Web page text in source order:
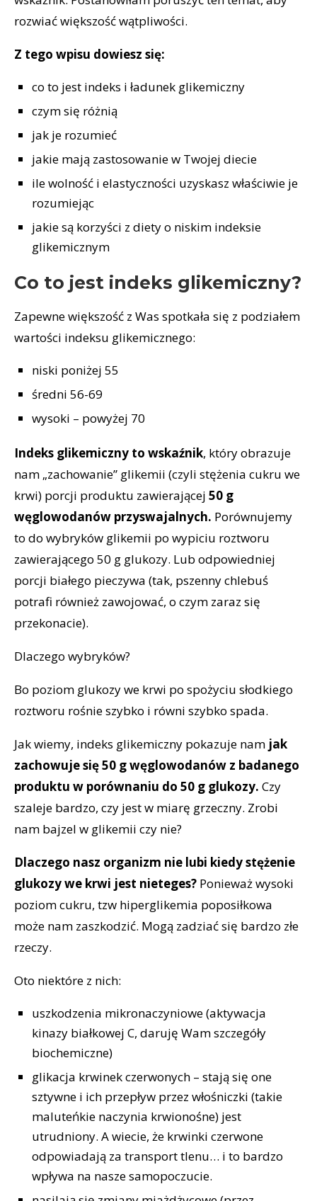
rozwiać większość wątpliwości.
Z tego wpisu dowiesz się:
co to jest indeks i ładunek glikemiczny
czym się różnią
jak je rozumieć
jakie mają zastosowanie w Twojej diecie
ile wolność i elastyczności uzyskasz właściwie je
rozumiejąc
jakie są korzyści z diety o niskim indeksie
glikemicznym
Co to jest indeks glikemiczny?
Zapewne większość z Was spotkała się z podziałem
wartości indeksu glikemicznego:
niski poniżej 55
średni 56-69
wysoki – powyżej 70
Indeks glikemiczny to wskaźnik, który obrazuje
nam „zachowanie” glikemii (czyli stężenia cukru we
krwi) porcji produktu zawierającej 50 g
węglowodanów przyswajalnych. Porównujemy
to do wybryków glikemii po wypiciu roztworu
zawierającego 50 g glukozy. Lub odpowiedniej
porcji białego pieczywa (tak, pszenny chlebuś
potrafi również zawojować, o czym zaraz się
przekonacie).
Dlaczego wybryków?
Bo poziom glukozy we krwi po spożyciu słodkiego
roztworu rośnie szybko i równi szybko spada.
Jak wiemy, indeks glikemiczny pokazuje nam jak
zachowuje się 50 g węglowodanów z badanego
produktu w porównaniu do 50 g glukozy. Czy
szaleje bardzo, czy jest w miarę grzeczny. Zrobi
nam bajzel w glikemii czy nie?
Dlaczego nasz organizm nie lubi kiedy stężenie
glukozy we krwi jest nieteges? Ponieważ wysoki
poziom cukru, tzw hiperglikemia poposiłkowa
może nam zaszkodzić. Mogą zadziać się bardzo złe
rzeczy.
Oto niektóre z nich:
uszkodzenia mikronaczyniowe (aktywacja
kinazy białkowej C, daruję Wam szczegóły
biochemiczne)
glikacja krwinek czerwonych – stają się one
sztywne i ich przepływ przez włośniczki (takie
maluteńkie naczynia krwionośne) jest
utrudniony. A wiecie, że krwinki czerwone
odpowiadają za transport tlenu… i to bardzo
wpływa na nasze samopoczucie.